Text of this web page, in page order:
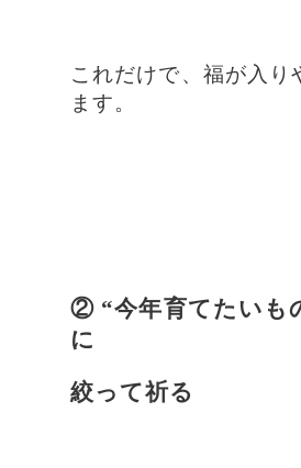
これだけで、福が入り
ます。
② “今年育てたいも
に
絞って祈る